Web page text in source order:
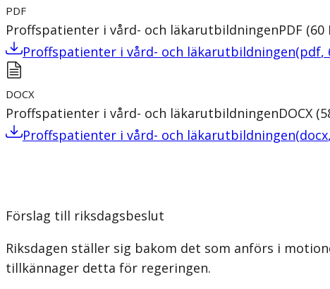
PDF
Proffspatienter i vård- och läkarutbildningenPDF (60
Proffspatienter i vård- och läkarutbildningen(pdf,
DOCX
Proffspatienter i vård- och läkarutbildningenDOCX (
Proffspatienter i vård- och läkarutbildningen(docx,
Förslag till riksdagsbeslut
Riksdagen ställer sig bakom det som anförs i
tillkännager detta för regeringen.